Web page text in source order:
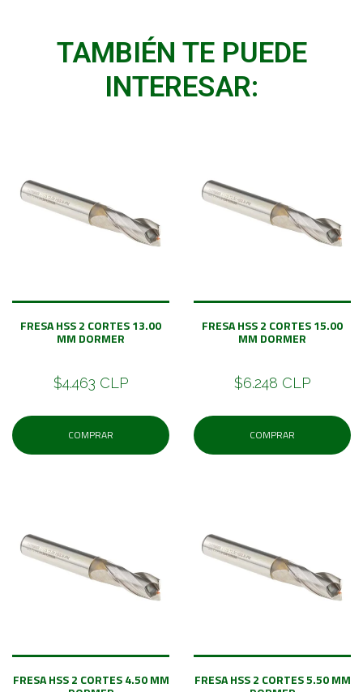
TAMBIÉN TE PUEDE
INTERESAR:
FRESA HSS 2 CORTES 13.00
MM DORMER
$4.463 CLP
COMPRAR
FRESA HSS 2 CORTES 15.00
MM DORMER
$6.248 CLP
COMPRAR
FRESA HSS 2 CORTES 4.50 MM FRESA HSS 2 CORTES 5.50 MM